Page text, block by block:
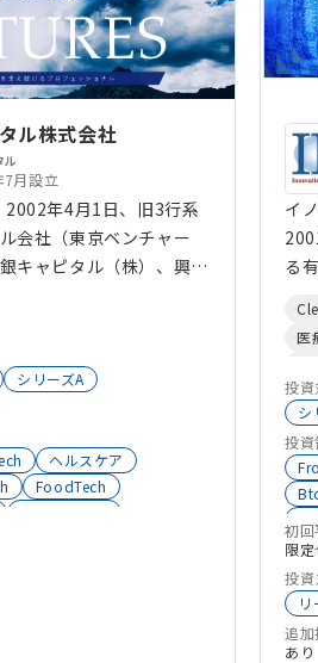
ル株式会社
ル
月設立
年4月1日、旧3行系
会社（東京ベンチャー
キャピタル（株）、興銀
おける統合ベンチャー
。 ご支援先の累計上場
シリーズA
ヘルスケア
FoodTech
イ
る
は
ロ
て
医
投資
シ
投
人
e
イ
初
限定
投資
追
あり